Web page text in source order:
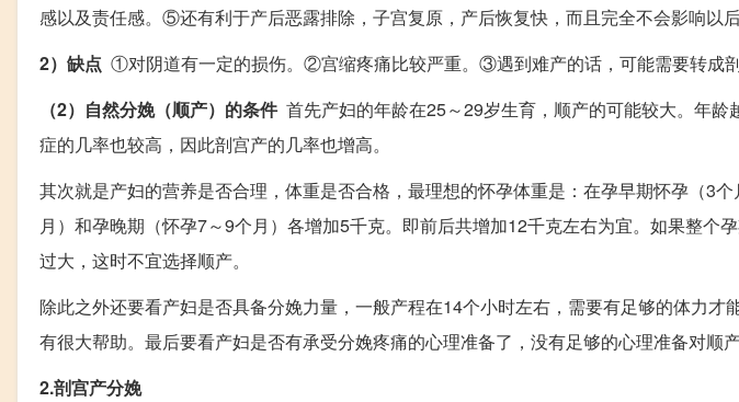
感以及责任感。⑤还有利于产后恶露排除，子宫复原，产后恢复快，而且完全不会影响以
2）缺点 ①对阴道有一定的损伤。②宫缩疼痛比较严重。③遇到难产的话，可能需要转成剖
（2）自然分娩（顺产）的条件首先产妇的年龄在25～29岁生育，顺产的可能较大。年龄
症的几率也较高，因此剖宫产的几率也增高。
其次就是产妇的营养是否合理，体重是否合格，最理想的怀孕体重是：在孕早期怀孕（3
月）和孕晚期（怀孕7～9个月）各增加5千克。即前后共增加12千克左右为宜。如果整个
过大，这时不宜选择顺产。
除此之外还要看产妇是否具备分娩力量，一般产程在14个小时左右，需要有足够的体力才
有很大帮助。最后要看产妇是否有承受分娩疼痛的心理准备了，没有足够的心理准备对顺产
2.剖宫产分娩